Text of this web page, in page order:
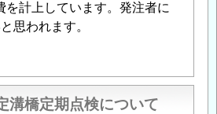
を計上しています。発注者に
思われます。
溝橋定期点検について